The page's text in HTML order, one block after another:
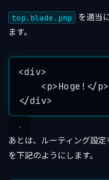
top.blade.php
を適当
ます。
<div>
<p>Hoge !</p>
</div>
あとは、ルーティング設定
を下記のようにします。